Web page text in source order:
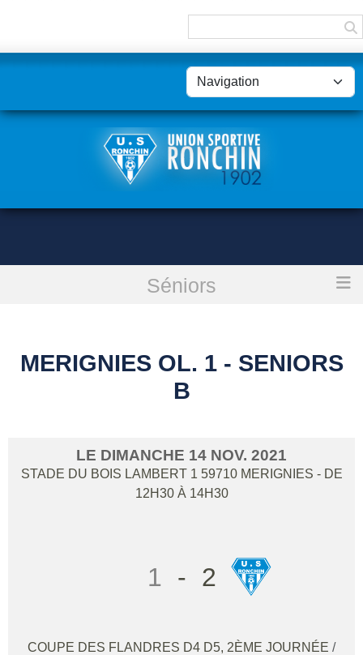
Séniors
MERIGNIES OL. 1 - SENIORS B
MERIGNIES OL. 1 - SENIORS
B
LE DIMANCHE 14 NOV. 2021
STADE DU BOIS LAMBERT 1 59710 MERIGNIES - DE
12H30 À 14H30
1 - 2
COUPE DES FLANDRES D4 D5, 2ÈME JOURNÉE /